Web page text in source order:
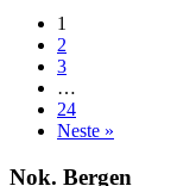
1
2
3
…
24
Neste »
Nok. Bergen